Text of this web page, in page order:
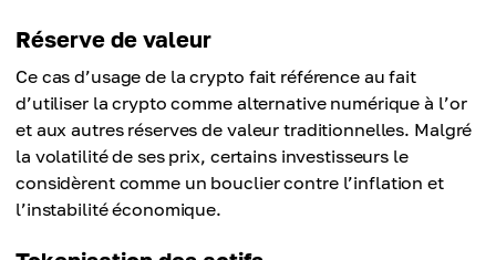
Réserve de valeur
Ce cas d’usage de la crypto fait référence au fait
d’utiliser la crypto comme alternative numérique à l’or
et aux autres réserves de valeur traditionnelles. Malgré
la volatilité de ses prix, certains investisseurs le
considèrent comme un bouclier contre l’inflation et
l’instabilité économique.